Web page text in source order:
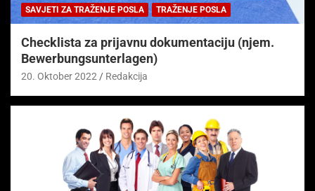
SAVJETI ZA TRAŽENJE POSLA
TRAŽENJE POSLA
Checklista za prijavnu dokumentaciju (njem.
Bewerbungsunterlagen)
20. Oktober 2022 Redakcija